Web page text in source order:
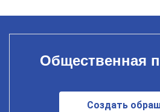
Общественная
Создать